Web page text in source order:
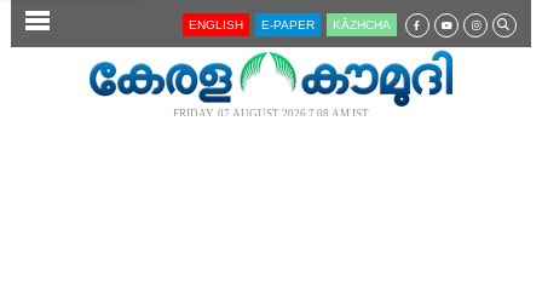
SECTIONS ENGLISH E-PAPER KĀZHCHA
FRIDAY, 07 AUGUST 2026 7.08 AM IST